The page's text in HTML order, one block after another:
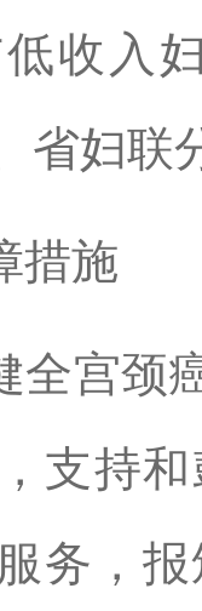
收入
省妇联
施
宫颈癌
支持
务，